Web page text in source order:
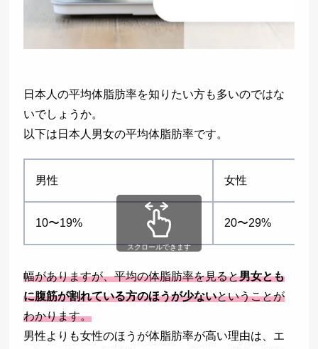
日本人の平均体脂肪率を知りたい方も多いのではな
いでしょうか。
以下は日本人男女の平均体脂肪率です。
男性 女性
10〜19% 20〜29%
スクロールできます
幅がありますが、平均の体脂肪率を見ると男女とも
に腹筋が割れている方のほうが少ないということが
わかります。
男性よりも女性のほうが体脂肪率が高い理由は、エ